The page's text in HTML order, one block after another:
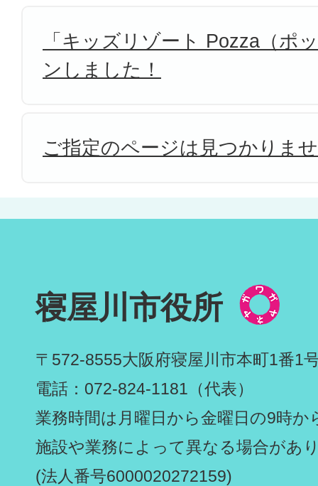
「キッズリゾート Pozza（ポ
ンしました！
ご指定のページは見つかりま
寝屋川市役所
〒572-8555大阪府寝屋川市本町1番1
電話：072-824-1181（代表）
業務時間は月曜日から金曜日の9時か
施設や業務によって異なる場合があ
(法人番号6000020272159)